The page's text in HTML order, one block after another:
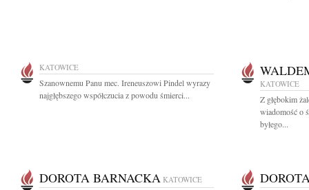
KATOWICE
Szanownemu Panu mec. Ireneuszowi Pindel wyrazy
najgłębszego współczucia z powodu śmierci...
KATOWICE
Z głębokim
wiadomość o
byłego...
DOROTA BARNACKA KATOWICE